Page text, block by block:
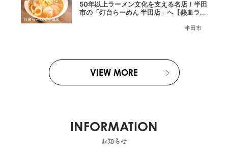
半田市
50年以上ラーメン文化を支える名店！半田
市の「灯台らーめん 半田店」へ【熱血ラー
VIEW MORE
INFORMATION
お知らせ